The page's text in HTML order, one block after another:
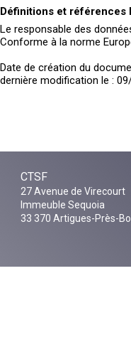
Définitions et références
Le responsable des
Conforme à la norme
Date de création du
dernière modification le :
CTSF
27 Avenue de Virecourt
Immeuble Sequoia
33 370 Artigues-Près-